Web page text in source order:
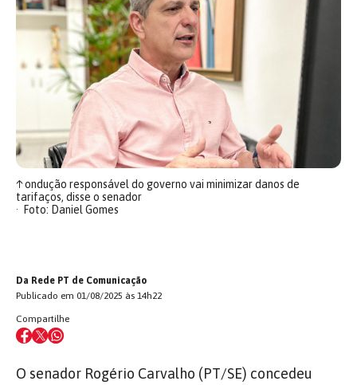
↑ondução responsável do governo vai minimizar danos de
tarifaços, disse o senador
Foto: Daniel Gomes
Da Rede PT de Comunicação
Publicado em 01/08/2025 às 14h22
Compartilhe
O senador Rogério Carvalho (PT/SE) concedeu